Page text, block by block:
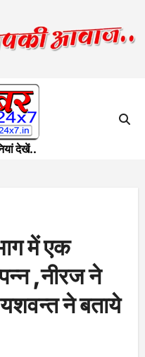
देखें..
में एक
,नीरज ने
ने बताये